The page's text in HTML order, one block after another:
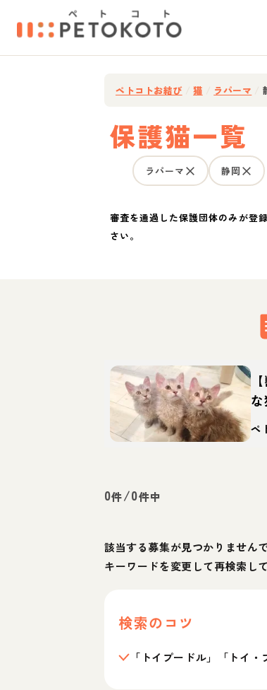
ペトコトお結び 猫 ラパーマ
保護猫一覧
ラパーマ 静岡
審査を通過した保護団体のみが登
さい。
ペ
0件/0件中
該当する募集が見つかりませんで
キーワードを変更して再検索し
検索のコツ
「トイプードル」「トイ